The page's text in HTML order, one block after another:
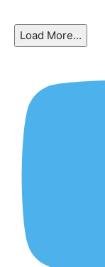
Load More...